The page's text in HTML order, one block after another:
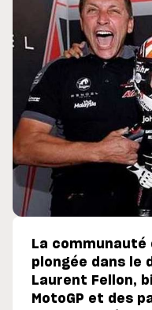
La
plongée dans le
Laurent Fellon,
MotoGP et des